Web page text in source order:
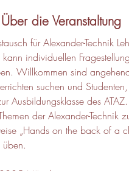
Über die Veranstaltung
für Alexander-Technik
individuellen
Willkommen sind
suchen und
Ausbildungsklasse des
der Alexander-Technik
„Hands on the back of